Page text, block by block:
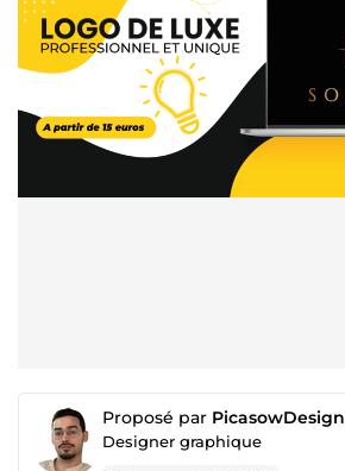
Proposé par PicasowDesign
Designer graphique